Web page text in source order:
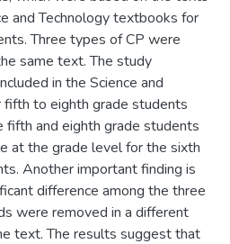
and Technology textbooks for
Three types of CP were
same text. The study
in the Science and
to eighth grade students
and eighth grade students
at the grade level for the sixth
Another important finding is
difference among the three
were removed in a different
text. The results suggest that